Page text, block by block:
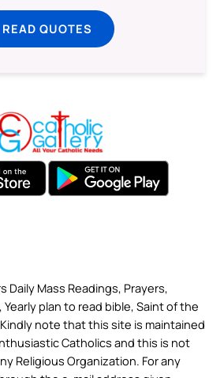
READ QUOTES
Daily Mass Readings, Prayers,
plan to read bible, Saint of the
note that this site is maintained
Catholics and this is not
Religious Organization. For any